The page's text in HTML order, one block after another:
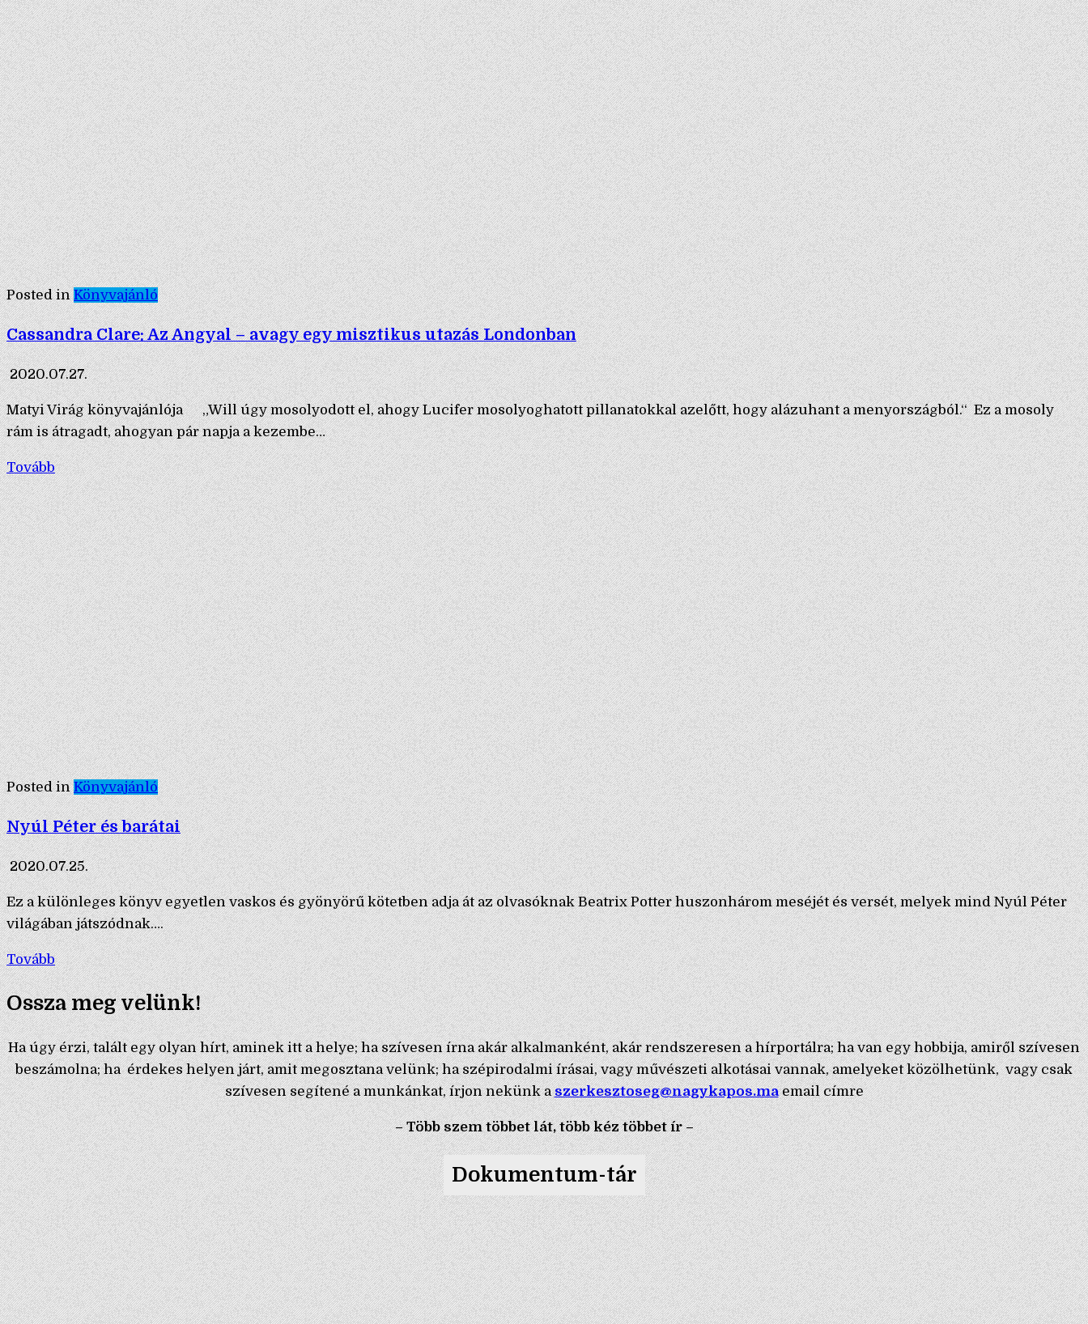
Posted inKönyvajánló
Cassandra Clare: Az Angyal – avagy egy misztikus utazás Londonban
2020.07.27.
Matyi Virág könyvajánlója „Will úgy mosolyodott el, ahogy Lucifer mosolyoghatott pillanatokkal azelőtt, hogy alázuhant a menyországból.‘‘ Ez a mosoly
rám is átragadt, ahogyan pár napja a kezembe…
Tovább
Posted inKönyvajánló
Nyúl Péter és barátai
2020.07.25.
Ez a különleges könyv egyetlen vaskos és gyönyörű kötetben adja át az olvasóknak Beatrix Potter huszonhárom meséjét és versét, melyek mind Nyúl Péter
világában játszódnak….
Tovább
Ossza meg velünk!
Ha úgy érzi, talált egy olyan hírt, aminek itt a helye; ha szívesen írna akár alkalmanként, akár rendszeresen a hírportálra; ha van egy hobbija, amiről szívesen
beszámolna; ha érdekes helyen járt, amit megosztana velünk; ha szépirodalmi írásai, vagy művészeti alkotásai vannak, amelyeket közölhetünk, vagy csak
szívesen segítené a munkánkat, írjon nekünk aszerkesztoseg@nagykapos.ma email címre
– Több szem többet lát, több kéz többet ír –
Dokumentum-tár